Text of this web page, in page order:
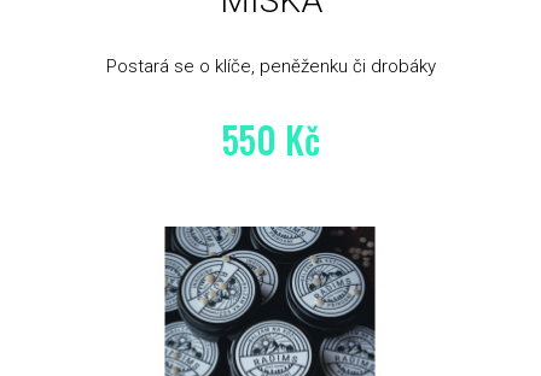
Postará se o klíče, peněženku či drobáky
550 Kč